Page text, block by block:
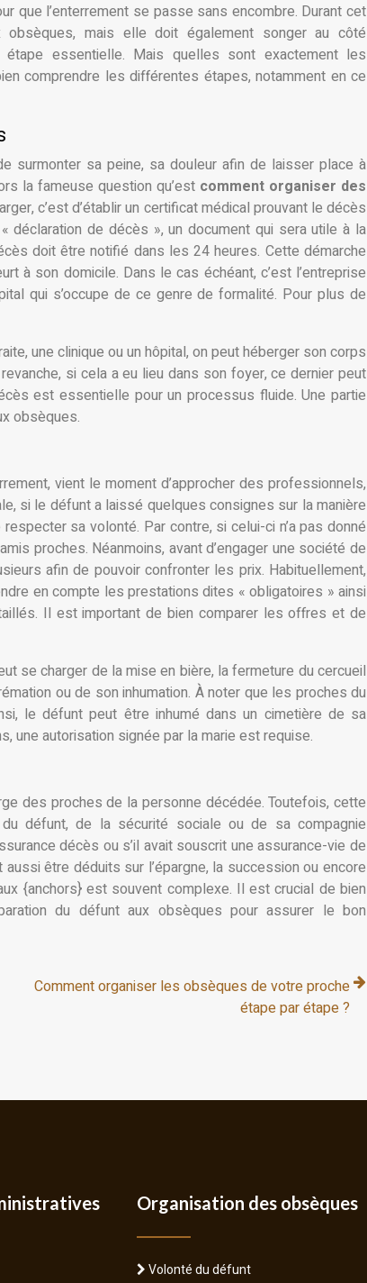
que l’enterrement se passe sans encombre. Durant cet
mais elle doit également songer au côté
essentielle. Mais quelles sont exactement les
comprendre les différentes étapes, notamment en ce
surmonter sa peine, sa douleur afin de laisser place à
la fameuse question qu’est comment organiser des
c’est d’établir un certificat médical prouvant le décès
de décès », un document qui sera utile à la
doit être notifié dans les 24 heures. Cette démarche
à son domicile. Dans le cas échéant, c’est l’entreprise
qui s’occupe de ce genre de formalité. Pour plus de
une clinique ou un hôpital, on peut héberger son corps
si cela a eu lieu dans son foyer, ce dernier peut
est essentielle pour un processus fluide. Une partie
obsèques.
vient le moment d’approcher des professionnels,
si le défunt a laissé quelques consignes sur la manière
sa volonté. Par contre, si celui-ci n’a pas donné
proches. Néanmoins, avant d’engager une société de
afin de pouvoir confronter les prix. Habituellement,
en compte les prestations dites « obligatoires » ainsi
Il est important de bien comparer les offres et de
se charger de la mise en bière, la fermeture du cercueil
ou de son inhumation. À noter que les proches du
le défunt peut être inhumé dans un cimetière de sa
une autorisation signée par la marie est requise.
des proches de la personne décédée. Toutefois, cette
défunt, de la sécurité sociale ou de sa compagnie
décès ou s’il avait souscrit une assurance-vie de
être déduits sur l’épargne, la succession ou encore
{anchors} est souvent complexe. Il est crucial de bien
du défunt aux obsèques pour assurer le bon
Comment organiser les obsèques de votre proche
étape par étape ?
Organisation des obsèques
Volonté du défunt